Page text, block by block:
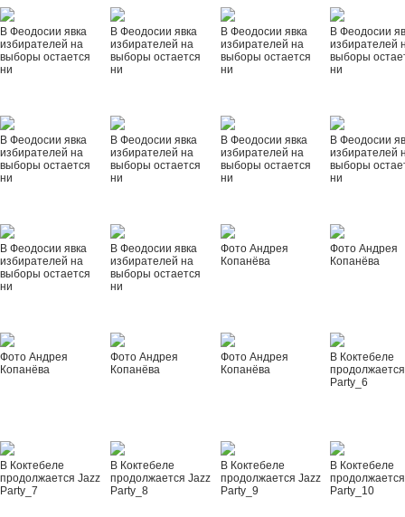
В Феодосии явка
избирателей на
выборы остается
ни
В Феодосии явка
избирателей на
выборы остается
ни
В Феодосии явка
избирателей на
выборы остается
ни
В Феодосии
избирателей
выборы
ни
В Феодосии явка
избирателей на
выборы остается
ни
В Феодосии явка
избирателей на
выборы остается
ни
В Феодосии явка
избирателей на
выборы остается
ни
В Феодосии
избирателей
выборы
ни
В Феодосии явка
избирателей на
выборы остается
ни
В Феодосии явка
избирателей на
выборы остается
ни
Фото Андрея
Копанёва
Фото Андрея
Копанёва
Фото Андрея
Копанёва
Фото Андрея
Копанёва
Фото Андрея
Копанёва
В Коктебеле
Party_6
В Коктебеле
продолжается Jazz
Party_7
В Коктебеле
продолжается Jazz
Party_8
В Коктебеле
продолжается Jazz
Party_9
В Коктебеле
Party_10